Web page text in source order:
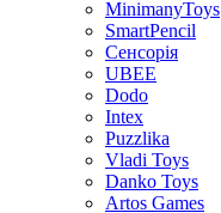
MinimanyToys
SmartPencil
Сенсорія
UBEE
Dodo
Intex
Puzzlika
Vladi Toys
Danko Toys
Artos Games